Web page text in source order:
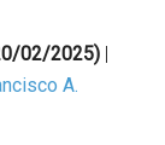
02/2025) |
A.